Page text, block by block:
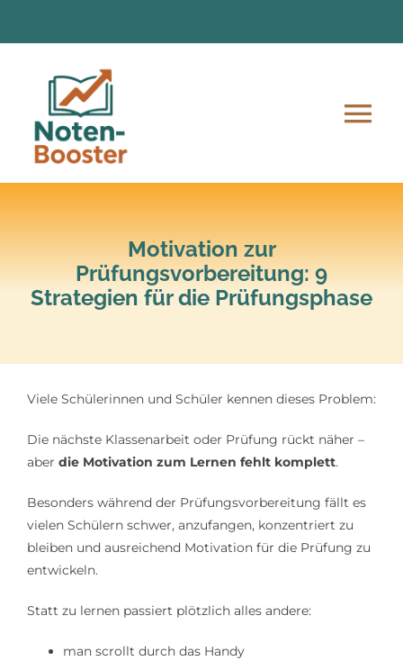
Angebote
Anmeldung und Ablauf
Unsere Mission
Lern-Material
Motivation zur
Prüfungsvorbereitung: 9
Strategien für die Prüfungsphase
Viele Schülerinnen und Schüler kennen dieses Problem:
Die nächste Klassenarbeit oder Prüfung rückt näher –
aber die Motivation zum Lernen fehlt komplett.
Besonders während der Prüfungsvorbereitung fällt es
vielen Schülern schwer, anzufangen, konzentriert zu
bleiben und ausreichend Motivation für die Prüfung zu
entwickeln.
Statt zu lernen passiert plötzlich alles andere:
man scrollt durch das Handy